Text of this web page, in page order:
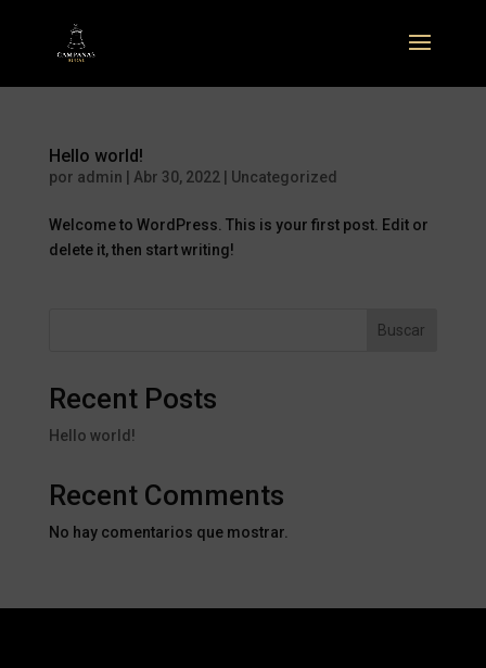
Hello world!
por admin Abr 30, 2022 Uncategorized
Welcome to WordPress. This is your first post. Edit or
delete it, then start writing!
Buscar
Recent Posts
Hello world!
Recent Comments
No hay comentarios que mostrar.